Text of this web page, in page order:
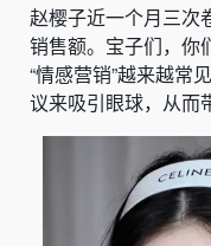
赵樱子近一个月三次
销售额。宝子们，你
“情感营销”越来越常
议来吸引眼球，从而